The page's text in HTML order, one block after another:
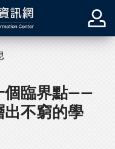
個臨界點——
出不窮的學